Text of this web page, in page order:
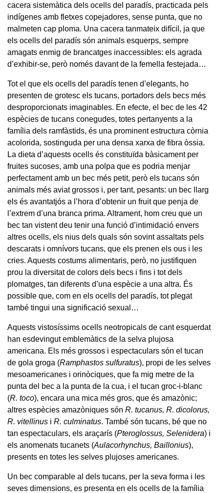
cacera sistemàtica dels ocells del paradís, practicada pels
indígenes amb fletxes copejadores, sense punta, que no
malmeten cap ploma. Una cacera tanmateix difícil, ja que
els ocells del paradís són animals esquerps, sempre
amagats enmig de brancatges inaccessibles: els agrada
d’exhibir-se, però només davant de la femella festejada…
Tot el que els ocells del paradís tenen d’elegants, ho
presenten de grotesc els tucans, portadors dels becs més
desproporcionats imaginables. En efecte, el bec de les 42
espècies de tucans conegudes, totes pertanyents a la
família dels ramfàstids, és una prominent estructura còrnia
acolorida, sostinguda per una densa xarxa de fibra òssia.
La dieta d’aquests ocells és constituïda bàsicament per
fruites sucoses, amb una polpa que es podria menjar
perfectament amb un bec més petit, però els tucans són
animals més aviat grossos i, per tant, pesants: un bec llarg
els és avantatjós a l’hora d’obtenir un fruit que penja de
l’extrem d’una branca prima. Altrament, hom creu que un
bec tan vistent deu tenir una funció d’intimidació envers
altres ocells, els nius dels quals són sovint assaltats pels
descarats i omnívors tucans, que els prenen els ous i les
cries. Aquests costums alimentaris, però, no justifiquen
prou la diversitat de colors dels becs i fins i tot dels
plomatges, tan diferents d’una espècie a una altra. És
possible que, com en els ocells del paradís, tot plegat
també tingui una significació sexual…
Aquests vistosíssims ocells neotropicals de cant esquerdat
han esdevingut emblemàtics de la selva plujosa
americana. Els més grossos i espectaculars són el tucan
de gola groga (Ramphastos sulfuratus), propi de les selves
mesoamericanes i orinòciques, que fa mig metre de la
punta del bec a la punta de la cua, i el tucan groc-i-blanc
(R. toco), encara una mica més gros, que és amazònic;
altres espècies amazòniques són R. tucanus, R. dicolorus,
R. vitellinus i R. culminatus. També són tucans, bé que no
tan espectaculars, els araçarís (Pteroglossus, Selenidera) i
els anomenats tucanets (Aulacorhynchus, Baillonius),
presents en totes les selves plujoses americanes.
Un bec comparable al dels tucans, per la seva forma i les
seves dimensions, es presenta en els ocells de la família